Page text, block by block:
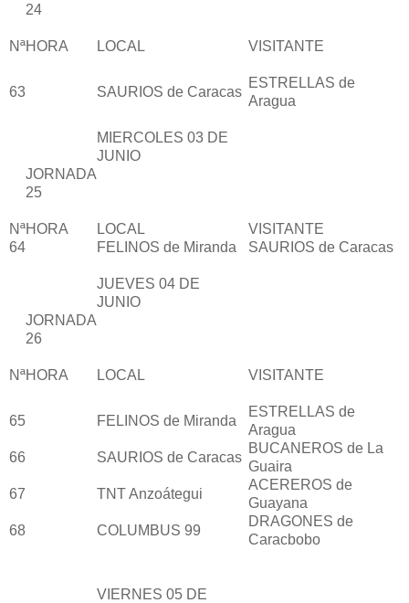
24
NªHORA LOCAL VISITANTE
63 SAURIOS de Caracas
ESTRELLAS de
Aragua
MIERCOLES 03 DE
JUNIO
JORNADA
25
NªHORA LOCAL
VISITANTE
64
FELINOS de Miranda SAURIOS de Caracas
JUEVES 04 DE
JUNIO
JORNADA
26
NªHORA LOCAL VISITANTE
65 FELINOS de Miranda
ESTRELLAS de
Aragua
66
SAURIOS de Caracas
BUCANEROS de La
Guaira
67
TNT Anzoátegui
ACEREROS de
Guayana
68
COLUMBUS 99
DRAGONES de
Caracbobo
VIERNES 05 DE